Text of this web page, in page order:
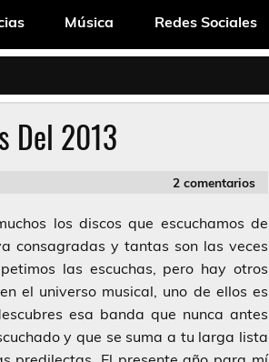
Música Redes Sociales
Del 2013
2 comentarios
los discos que escuchamos de
consagradas y tantas son las veces
las escuchas, pero hay otros
el universo musical, uno de ellos es
esa banda que nunca antes
y que se suma a tu larga lista